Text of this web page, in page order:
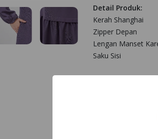
Detail Produk:
Kerah Shanghai
Zipper Depan
Lengan Manset
Saku Sisi